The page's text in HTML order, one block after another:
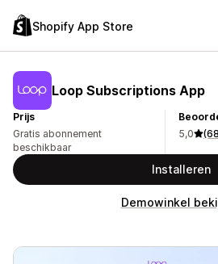
Shopify App Store
Loop Subscriptions App
Prijs
Gratis abonnement
beschikbaar
5,0
Installeren
Demowinkel